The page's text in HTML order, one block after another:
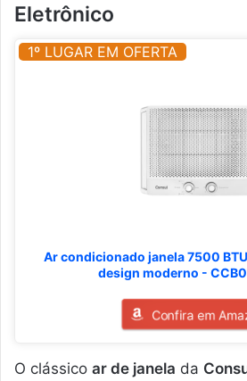
Eletrônico
1º LUGAR EM OFERTA
Ar condicionado janela 7500
design moderno -
Confira em
O clássico ar de janela da